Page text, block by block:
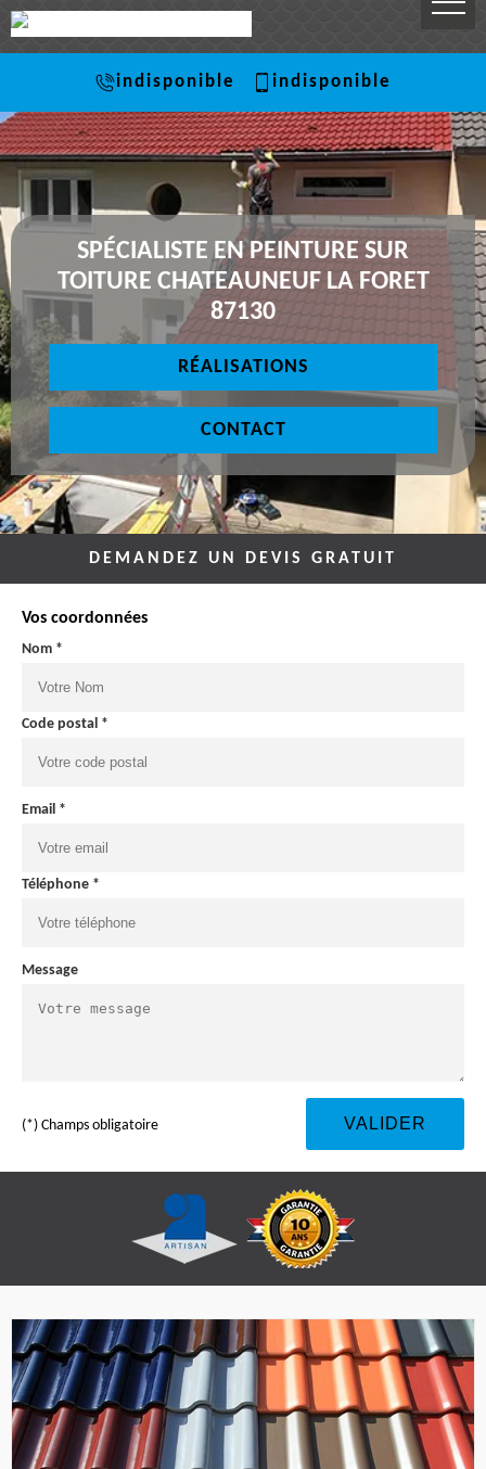
indisponible indisponible
SPÉCIALISTE EN PEINTURE SUR
TOITURE CHATEAUNEUF LA FORET
87130
RÉALISATIONS
CONTACT
DEMANDEZ UN DEVIS GRATUIT
Vos coordonnées
Nom *
Code postal *
Email *
Téléphone *
Message
(*) Champs obligatoire